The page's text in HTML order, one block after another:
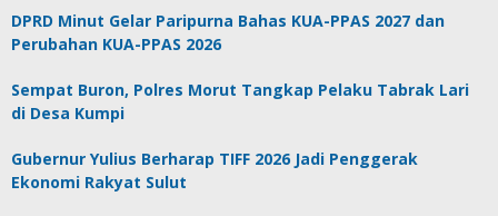
DPRD Minut Gelar Paripurna Bahas KUA-PPAS 2027 dan
Perubahan KUA-PPAS 2026
Sempat Buron, Polres Morut Tangkap Pelaku Tabrak Lari
di Desa Kumpi
Gubernur Yulius Berharap TIFF 2026 Jadi Penggerak
Ekonomi Rakyat Sulut